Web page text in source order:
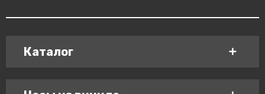
Каталог